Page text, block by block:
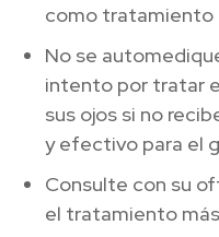
como tratamiento
No se
intento por tratar
sus ojos si no
y efectivo para el
Consulte con su
el tratamiento